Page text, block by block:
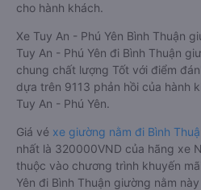
cho hành khách.
Xe Tuy An - Phú Yên Bình Thuận
Tuy An - Phú Yên đi Bình Thuận
chung chất lượng Tốt với điểm
dựa trên 9113 phản hồi của hành
Tuy An - Phú Yên.
Giá vé xe giường nằm đi Bình
nhất là 320000VND của hãng xe
thuộc vào chương trình khuyến
Yên đi Bình Thuận giường nằm